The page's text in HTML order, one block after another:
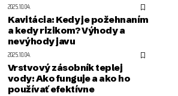
2025.10.04.
Kavitácia: Kedy je požehnaním
a kedy rizikom? Výhody a
nevýhody javu
2025.10.04.
Vrstvový zásobník teplej
vody: Ako funguje a ako ho
používať efektívne